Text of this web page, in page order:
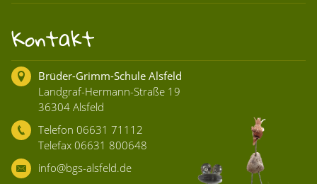
Kontakt
Brüder-Grimm-Schule Alsfeld
Landgraf-Hermann-Straße 19
36304 Alsfeld
Telefon 06631 71112
Telefax 06631 800648
info@bgs-alsfeld.de